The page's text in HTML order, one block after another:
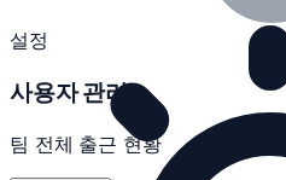
설정
사용자 관리
팀 전체 출근 현황